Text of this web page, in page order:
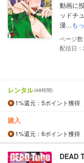
動画に
ッドチ
漫...も
配信日
レンタル(48時間)
1%還元 ：5ポイント獲得
購入
1%還元 ：6ポイント獲得
DEAD